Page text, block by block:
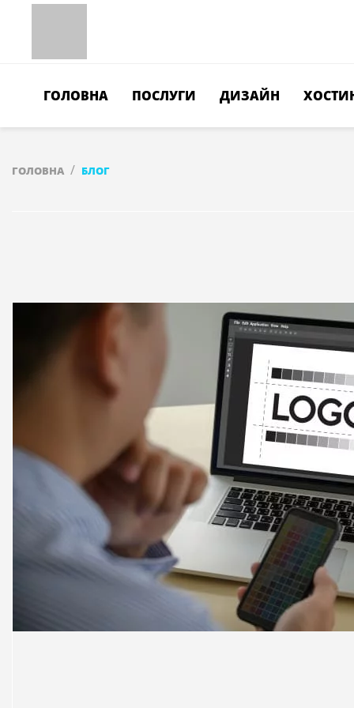
ГОЛОВНА ПОСЛУГИ ДИЗАЙН
ГОЛОВНА БЛОГ